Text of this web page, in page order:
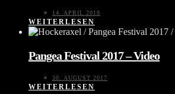
14. APRIL 2018
WEITERLESEN
Pangea Festival 2017 – Video
30. AUGUST 2017
WEITERLESEN